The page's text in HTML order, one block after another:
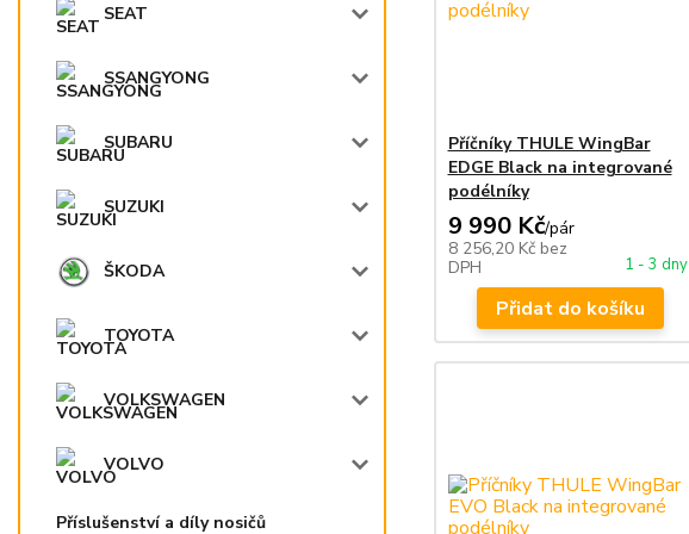
SEAT
SSANGYONG
SUBARU
SUZUKI
ŠKODA
TOYOTA
VOLKSWAGEN
VOLVO
Příslušenství a díly nosičů
Příčníky THULE WingBar
EDGE Black na integrované
podélníky
9 990 Kč/pár
8 256,20 Kč bez
DPH
1 - 3 dny
Přidat do košíku